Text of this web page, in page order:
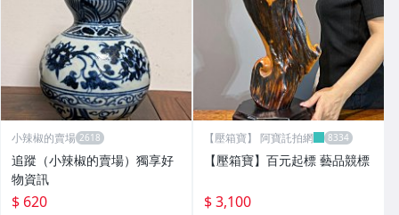
小辣椒的賣場
追蹤（小辣椒的賣場）獨享好
物資訊
$ 620
【壓箱寶】 阿寶託拍網
【壓箱寶】百元起標 藝品競標
$ 3,100